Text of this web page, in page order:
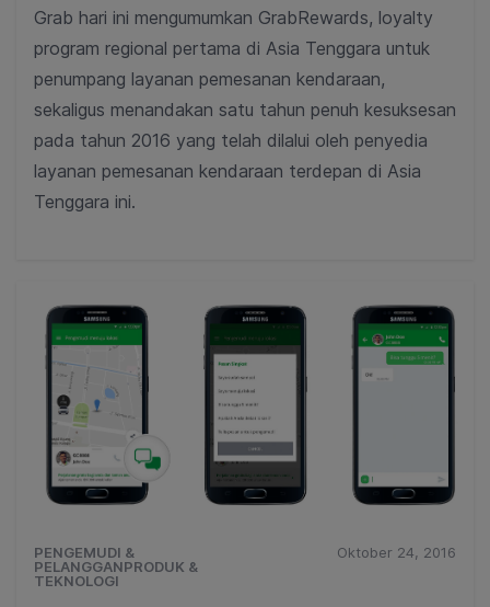
Grab hari ini mengumumkan GrabRewards, loyalty
program regional pertama di Asia Tenggara untuk
penumpang layanan pemesanan kendaraan,
sekaligus menandakan satu tahun penuh kesuksesan
pada tahun 2016 yang telah dilalui oleh penyedia
layanan pemesanan kendaraan terdepan di Asia
Tenggara ini.
PENGEMUDI &
PELANGGANPRODUK &
TEKNOLOGI
Oktober 24, 2016